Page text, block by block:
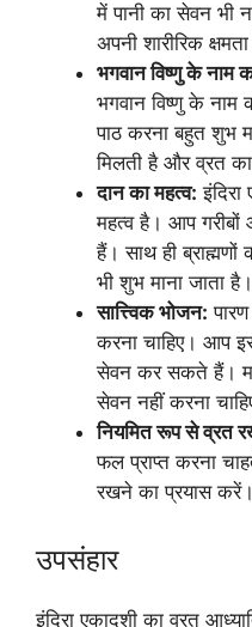
में पानी का सेवन भी
अपनी शारीरिक
भगवान विष्णु के नाम
भगवान विष्णु के
पाठ करना बहुत शुभ
मिलती है और व्रत का
दान का महत्व:
महत्व है। आप
हैं। साथ ही ब्राह्मणों
भी शुभ माना जाता है।
सात्त्विक भोजन:
करना चाहिए। आप
सेवन कर सकते हैं।
सेवन नहीं करना
नियमित रूप से व्रत
फल प्राप्त करना
रखने का प्रयास करें।
उपसंहार
इंदिरा एकादशी का व्रत